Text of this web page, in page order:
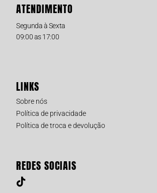
ATENDIMENTO
Segunda à Sexta
09:00 as 17:00
LINKS
Sobre nós
Política de privacidade
Política de troca e devolução
REDES SOCIAIS